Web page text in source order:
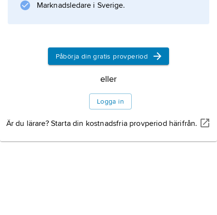
Marknadsledare i Sverige.
Påbörja din gratis provperiod
eller
Logga in
Är du lärare? Starta din kostnadsfria provperiod härifrån.